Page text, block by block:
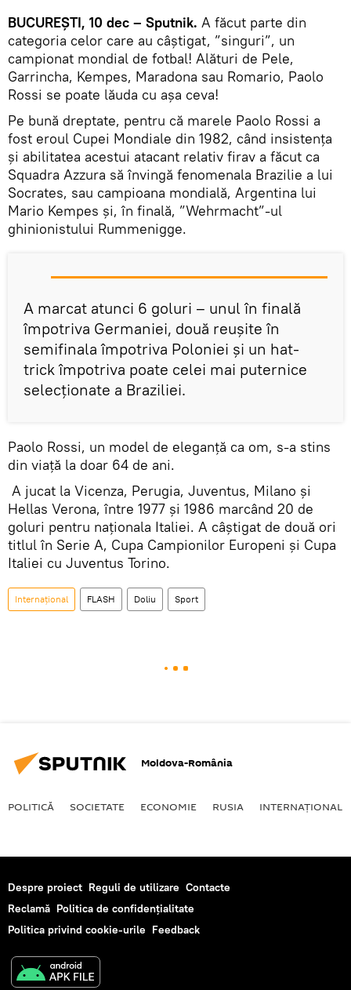
BUCUREȘTI, 10 dec – Sputnik. A făcut parte din
categoria celor care au câștigat, ”singuri”, un
campionat mondial de fotbal! Alături de Pele,
Garrincha, Kempes, Maradona sau Romario, Paolo
Rossi se poate lăuda cu așa ceva!
Pe bună dreptate, pentru că marele Paolo Rossi a
fost eroul Cupei Mondiale din 1982, când insistența
și abilitatea acestui atacant relativ firav a făcut ca
Squadra Azzura să învingă fenomenala Brazilie a lui
Socrates, sau campioana mondială, Argentina lui
Mario Kempes și, în finală, ”Wehrmacht”-ul
ghinionistului Rummenigge.
A marcat atunci 6 goluri – unul în finală
împotriva Germaniei, două reușite în
semifinala împotriva Poloniei și un hat-
trick împotriva poate celei mai puternice
selecționate a Braziliei.
Paolo Rossi, un model de eleganță ca om, s-a stins
din viață la doar 64 de ani.
A jucat la Vicenza, Perugia, Juventus, Milano și
Hellas Verona, între 1977 și 1986 marcând 20 de
goluri pentru naționala Italiei. A câștigat de două ori
titlul în Serie A, Cupa Campionilor Europeni și Cupa
Italiei cu Juventus Torino.
Internaţional FLASH Doliu Sport
Moldova-România
POLITICĂ SOCIETATE ECONOMIE RUSIA INTERNAŢIONAL
Despre proiect Reguli de utilizare Contacte
Reclamă Politica de confidențialitate
Politica privind cookie-urile Feedback